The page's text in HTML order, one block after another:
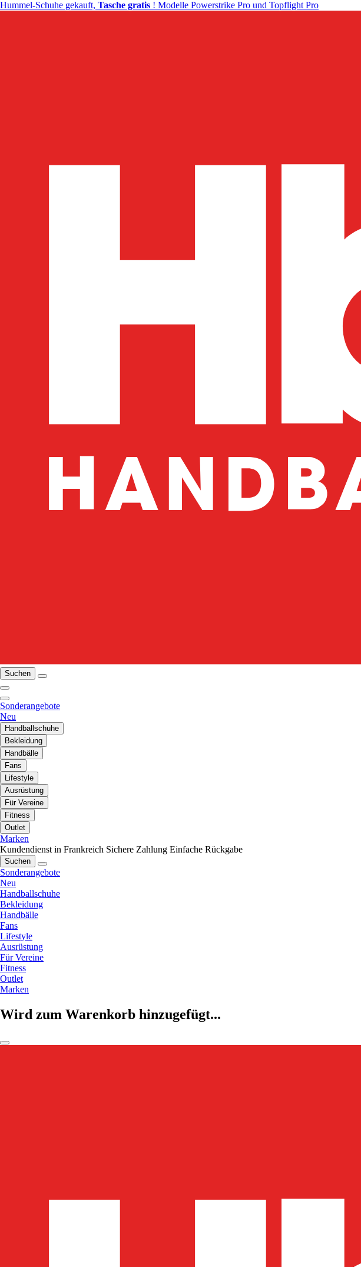
Hummel-Schuhe gekauft, Tasche gratis ! Modelle Powerstrike Pro und Topflight Pro
Suchen
Sonderangebote
Neu
Handballschuhe
Bekleidung
Handbälle
Fans
Lifestyle
Ausrüstung
Für Vereine
Fitness
Outlet
Marken
Kundendienst in Frankreich Sichere Zahlung Einfache Rückgabe
Suchen
Sonderangebote
Neu
Handballschuhe
Bekleidung
Handbälle
Fans
Lifestyle
Ausrüstung
Für Vereine
Fitness
Outlet
Marken
Wird zum Warenkorb hinzugefügt...